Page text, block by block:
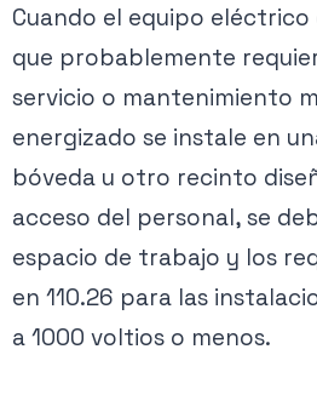
Cuando el equipo
que probablemente
servicio o mantenimiento
energizado se instale en
bóveda u otro recinto
acceso del personal, se
espacio de trabajo y los
en 110.26 para las
a 1000 voltios o menos.